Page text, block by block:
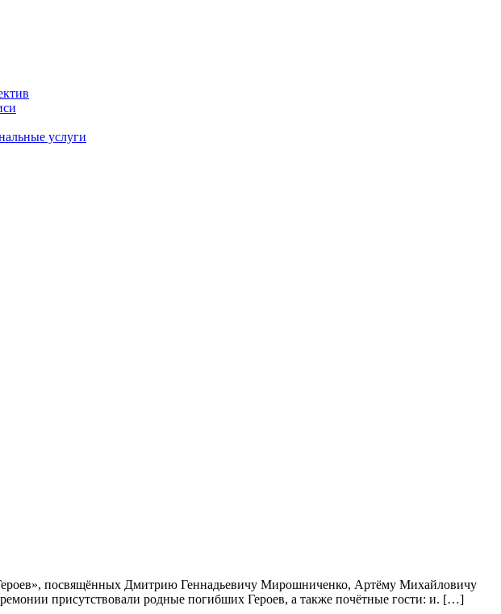
услуги
посвящённых Дмитрию Геннадьевичу Мирошниченко, Артёму Михайловичу
присутствовали родные погибших Героев, а также почётные гости: и. […]